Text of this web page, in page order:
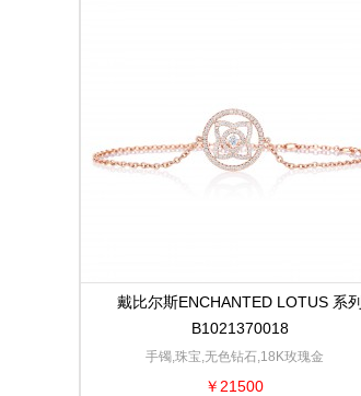
戴比尔斯ENCHANTED LOTUS 系列
B1021370018
手镯,珠宝,无色钻石,18K玫瑰金
￥21500